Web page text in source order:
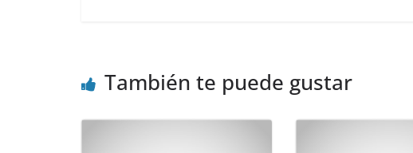
También te puede gustar